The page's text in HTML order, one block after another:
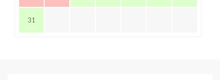
31